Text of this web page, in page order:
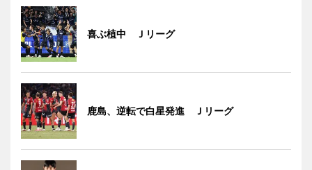
喜ぶ植中 Ｊリーグ
鹿島、逆転で白星発進 Ｊリーグ